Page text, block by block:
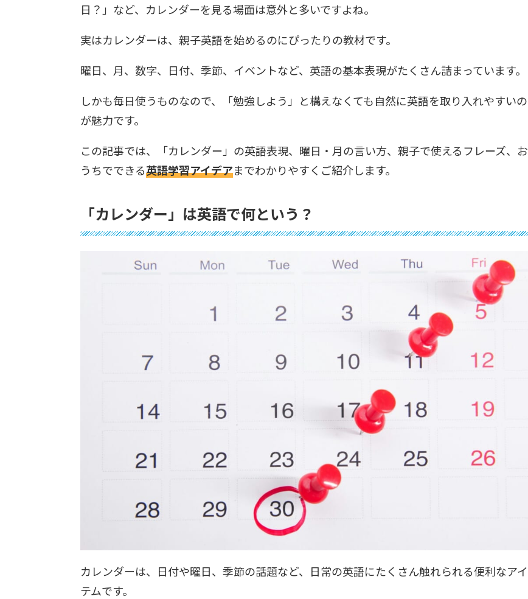
日？」など、カレンダーを見る場面は意外と多いですよね。
実はカレンダーは、親子英語を始めるのにぴったりの教材です。
曜日、月、数字、日付、季節、イベントなど、英語の基本表現がたくさん詰まっています。
しかも毎日使うものなので、「勉強しよう」と構えなくても自然に英語を取り入れやすいの
が魅力です。
この記事では、「カレンダー」の英語表現、曜日・月の言い方、親子で使えるフレーズ、お
うちでできる英語学習アイデアまでわかりやすくご紹介します。
「カレンダー」は英語で何という？
カレンダーは、日付や曜日、季節の話題など、日常の英語にたくさん触れられる便利なアイ
テムです。